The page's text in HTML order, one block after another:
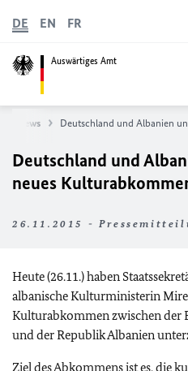
Auswärtiges Amt
DE EN FR
News Deutschland und Albanien
Deutschland und
neues
26.11.2015 -
Heute (26.11.) haben
albanische Kulturministerin
Kulturabkommen zwischen der
und der Republik Albanien
Ziel des Abkommens ist es, die